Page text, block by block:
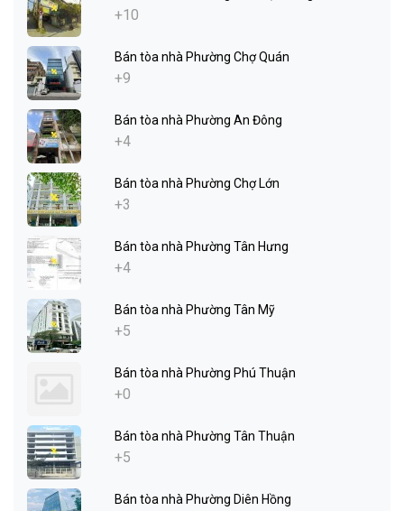
+10
Bán tòa nhà Phường Chợ Quán
+9
Bán tòa nhà Phường An Đông
+4
Bán tòa nhà Phường Chợ Lớn
+3
Bán tòa nhà Phường Tân Hưng
+4
Bán tòa nhà Phường Tân Mỹ
+5
Bán tòa nhà Phường Phú Thuận
+0
Bán tòa nhà Phường Tân Thuận
+5
Bán tòa nhà Phường Diên Hồng